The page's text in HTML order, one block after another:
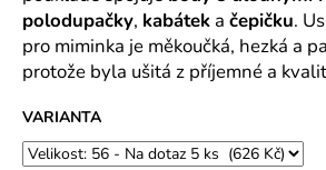
polodupačky, kabátek a čepičku.
pro miminka je měkoučká, hezká a
protože byla ušitá z příjemné a
VARIANTA
HLEDAT
D
o
p